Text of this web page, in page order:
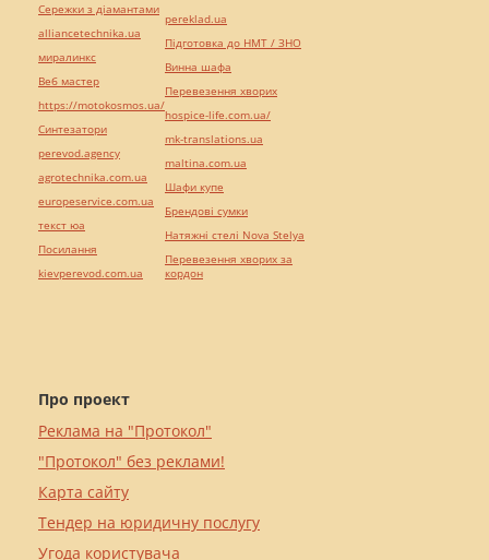
Про проект
Реклама на "Протокол"
"Протокол" без реклами!
Карта сайту
Тендер на юридичну послугу
Угода користувача
Сережки з діамантами
alliancetechnika.ua
миралинкс
Веб мастер
https://motokosmos.ua/
Синтезатори
perevod.agency
agrotechnika.com.ua
europeservice.com.ua
текст юа
Посилання
kievperevod.com.ua
pereklad.ua
Підготовка до НМТ / ЗНО
Винна шафа
Перевезення хворих
hospice-life.com.ua/
mk-translations.ua
maltina.com.ua
Шафи купе
Брендові сумки
Натяжні стелі Nova Stelya
Перевезення хворих за
кордон